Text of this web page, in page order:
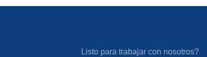
Listo para trabajar con nosotros?